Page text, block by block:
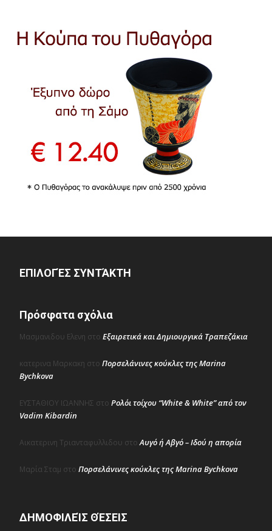
ΕΠΙΛΟΓΈΣ ΣΥΝΤΆΚΤΗ
Πρόσφατα σχόλια
Μασμανιδου Ελενη στο Εξαιρετικά και Δημιουργικά Τραπεζάκια
κατερινα Μαρκακη στο Πορσελάνινες κούκλες της Marina
Bychkova
ΕΥΣΤΑΘΙΟΥ ΙΩΑΝΝΗΣ στο Ρολόι τοίχου “White & White” από τον
Vadim Kibardin
Αικατερινη Τριανταφυλλιδου στοΑυγό ή Αβγό – Ιδού η απορία
Μαρία Σταμ στο Πορσελάνινες κούκλες της Marina Bychkova
ΔΗΜΟΦΙΛΕΊΣ ΘΈΣΕΙΣ